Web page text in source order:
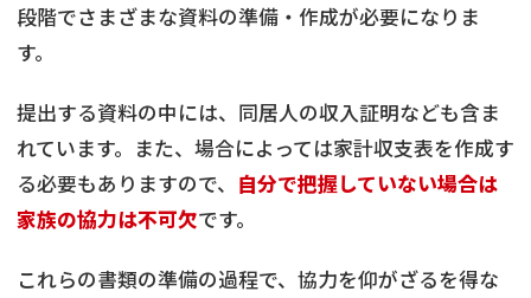
段階でさまざまな資料の準備・作成が必要になりま
す。
提出する資料の中には、同居人の収入証明なども含ま
れています。また、場合によっては家計収支表を作成す
る必要もありますので、 自分で把握していない場合は
家族の協力は不可欠です。
これらの書類の準備の過程で、協力を仰がざるを得な